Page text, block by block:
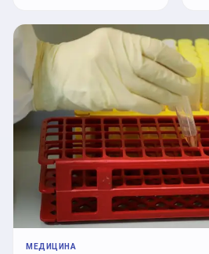
МЕДИЦИНА